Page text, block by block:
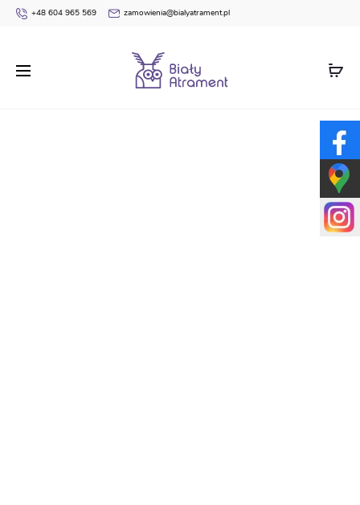
+48 604 965 569 zamowienia@bialyatrament.pl
Dyplomy Dyplomy Ekologiczne
ekologia AN134